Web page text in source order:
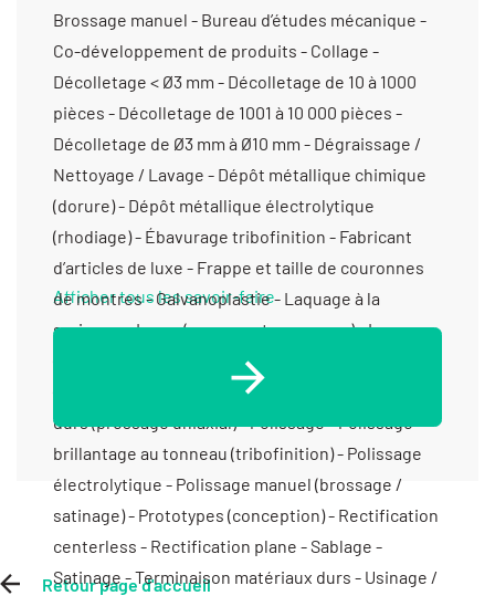
Brossage manuel - Bureau d’études mécanique -
Co-développement de produits - Collage -
Décolletage < Ø3 mm - Décolletage de 10 à 1000
pièces - Décolletage de 1001 à 10 000 pièces -
Décolletage de Ø3 mm à Ø10 mm - Dégraissage /
Nettoyage / Lavage - Dépôt métallique chimique
(dorure) - Dépôt métallique électrolytique
(rhodiage) - Ébavurage tribofinition - Fabricant
d’articles de luxe - Frappe et taille de couronnes
de montres - Galvanoplastie - Laquage à la
seringue - Laser (gravure et marquage) - Laser
(soudure) - Mise en forme matériaux durs
(injection céramique) - Mise en forme matériaux
durs (pressage uniaxial) - Polissage - Polissage
brillantage au tonneau (tribofinition) - Polissage
électrolytique - Polissage manuel (brossage /
satinage) - Prototypes (conception) - Rectification
centerless - Rectification plane - Sablage -
Satinage - Terminaison matériaux durs - Usinage /
Afficher tous les savoir-faire
Retour page d'accueil